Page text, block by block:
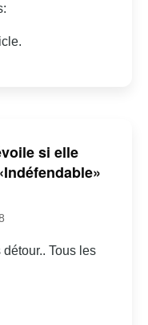
si elle
Tous les